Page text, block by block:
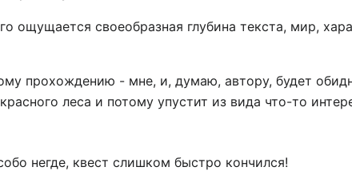
ощущается своеобразная глубина текста, мир,
прохождению - мне, и, думаю, автору, будет
леса и потому упустит из вида что-то
негде, квест слишком быстро кончился!